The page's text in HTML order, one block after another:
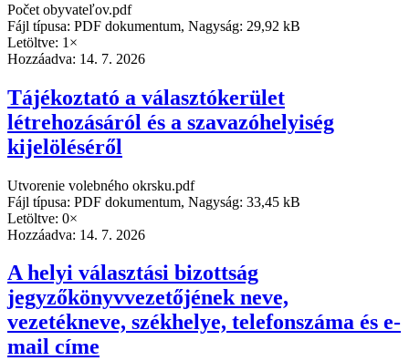
Počet obyvateľov.pdf
Fájl típusa: PDF dokumentum, Nagyság: 29,92 kB
Letöltve: 1×
Hozzáadva: 14. 7. 2026
Tájékoztató a választókerület
létrehozásáról és a szavazóhelyiség
kijelöléséről
Utvorenie volebného okrsku.pdf
Fájl típusa: PDF dokumentum, Nagyság: 33,45 kB
Letöltve: 0×
Hozzáadva: 14. 7. 2026
A helyi választási bizottság
jegyzőkönyvvezetőjének neve,
vezetékneve, székhelye, telefonszáma és e-
mail címe